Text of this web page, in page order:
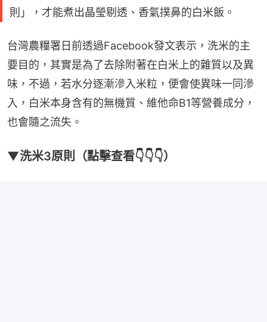
則」，才能煮出晶瑩剔透、香氣撲鼻的白米飯。
台灣農糧署日前透過Facebook發文表示，洗米的主
要目的，其實是為了去除附著在白米上的雜質以及異
味，不過，若水分逐漸滲入米粒，便會使異味一同滲
入，白米本身含有的無機質、維他命B1等營養成分，
也會隨之流失。
▼洗米3原則（點擊查看👇👇👇）